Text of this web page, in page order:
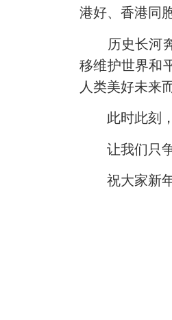
港好、香港同
历史长河奔
移维护世界和
人类美好未来
此时此刻，
让我们只争
祝大家新年